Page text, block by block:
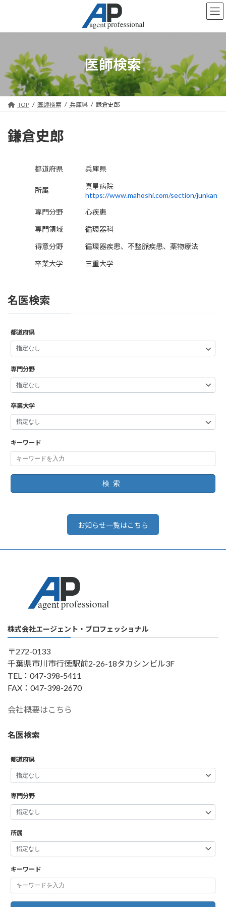
ン
キ
プ
ー
に
動
医師検索
TOP 医師検索 兵庫県 鎌倉史郎
鎌倉史郎
都道府県 兵庫県
所属
真星病院
https://www.mahoshi.com/section/junkan
専門分野
心疾患
専門領域
循環器科
得意分野
循環器疾患、不整脈疾患、薬物療法
卒業大学
三重大学
名医検索
都道府県
専門分野
卒業大学
キーワード
検索
お知らせ一覧はこちら
株式会社エージェント・プロフェッショナル
〒272-0133
千葉県市川市行徳駅前2-26-18タカシンビル3F
TEL：047-398-5411
FAX：047-398-2670
会社概要はこちら
名医検索
都道府県
専門分野
所属
キーワード